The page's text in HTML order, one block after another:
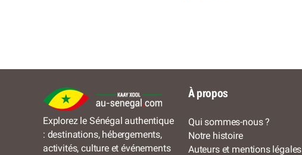
Explorez le Sénégal authentique
: destinations, hébergements,
activités, culture et événements
À propos
Qui sommes-nous ?
Notre histoire
Auteurs et mentions légales